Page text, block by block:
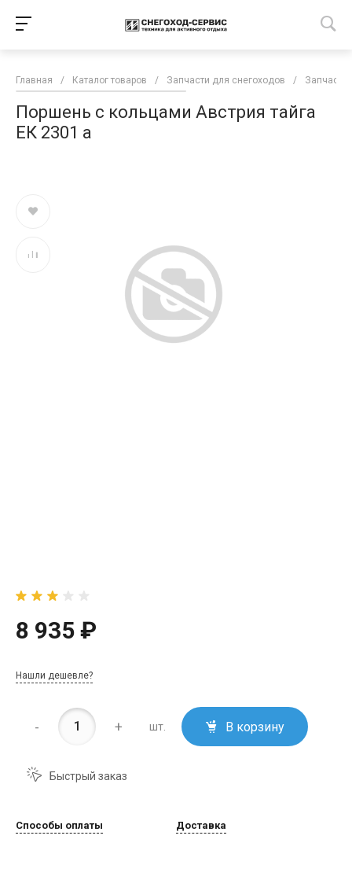
Главная / Каталог товаров / Запчасти для снегоходов / Запчасти
Поршень с кольцами Австрия тайга
ЕК 2301 а
8 935 ₽
Нашли дешевле?
- + шт. В корзину
Быстрый заказ
Способы оплаты Доставка